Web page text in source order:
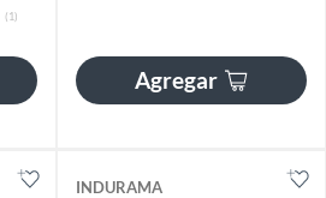
(1)
Agregar
INDURAMA